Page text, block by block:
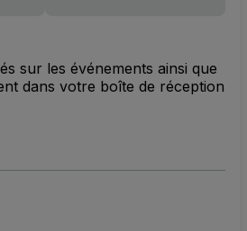
sur les événements ainsi que
dans votre boîte de réception